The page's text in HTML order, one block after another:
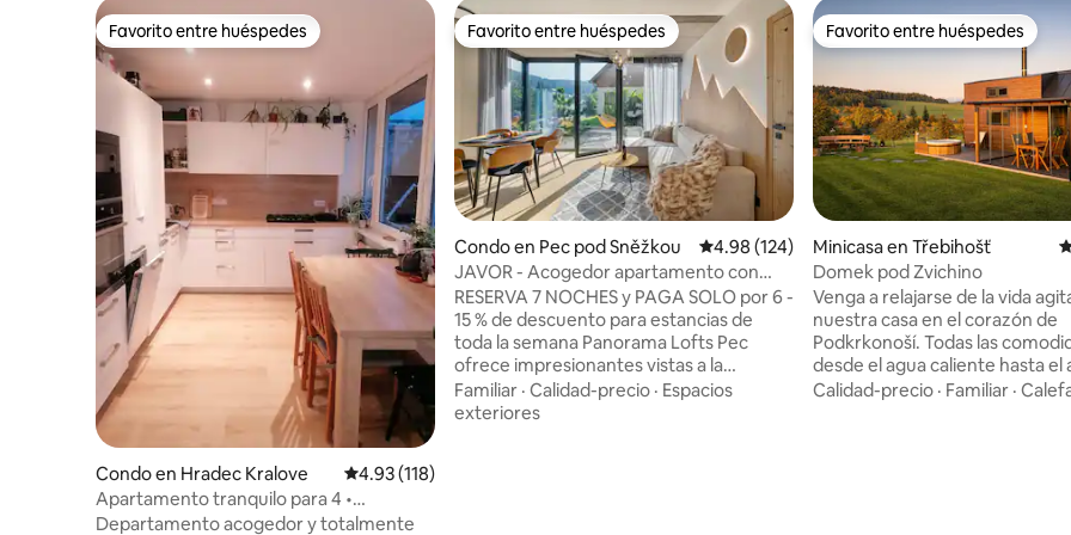
Favorito entre huéspedes
Favorito entre huéspedes
Condo en Hradec Kralove Calificación promedio: 4.93 de 5, 118 reseñas
4.93 (118)
Apartamento tranquilo para 4 •
Aparcamiento gratuito • Cerca del
Departamento acogedor y totalmente
Favorito entre huéspedes
Favorito entre huéspedes
Condo en Pec pod Sněžkou Calificación promedio: 4.98 de 5, 124 reseñas
4.98 (124)
JAVOR - Acogedor apartamento con
vistas, terraza y aparcamiento
RESERVA 7 NOCHES y PAGA SOLO por 6 -
15 % de descuento para estancias de
toda la semana Panorama Lofts Pec
ofrece impresionantes vistas a la
montaña gracias a las enormes paredes
de vidrio de formato que te hacen sentir
Familiar · Calidad-precio · Espacios
exteriores
Favorito entre huéspedes
Favorito entre huéspedes
Minicasa en Třebihošť
Domek pod Zvichino
Venga a relajarse de la vida
nuestra casa en el corazón de
Podkrkonoší. Todas las
desde el agua caliente hasta el
acondicionado, son algo
Calidad-precio · Familiar ·